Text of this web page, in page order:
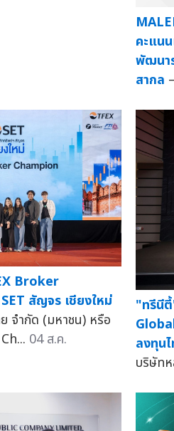
คะแน
พัฒนา
สากล
Broker
สัญจร เชียงใหม่
ำกัด (มหาชน) หรือ
04 ส.ค.
"ทรีนี
ลงทุน
บริษัท